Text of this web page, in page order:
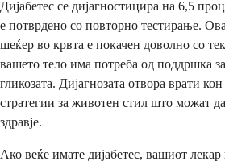
Дијабетес се дијагностицира на 6,5
е потврдено со повторно тестирање.
шеќер во крвта е покачен доволно со
вашето тело има потреба од поддршка
гликозата. Дијагнозата отвора врати
стратегии за животен стил што можат
здравје.
Ако веќе имате дијабетес, вашиот лекар